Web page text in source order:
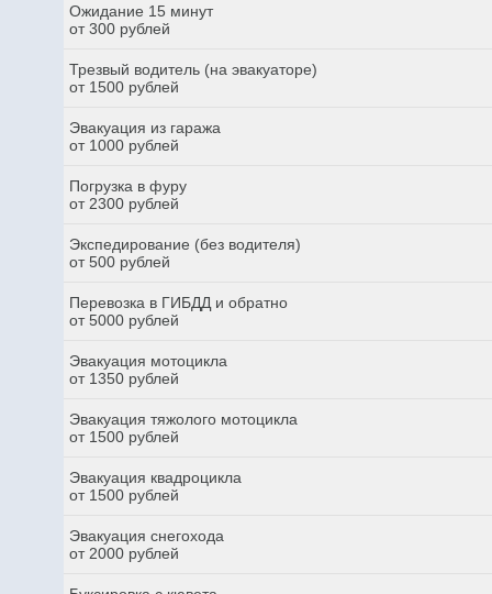
Ожидание 15 минут
от 300 рублей
Трезвый водитель (на эвакуаторе)
от 1500 рублей
Эвакуация из гаража
от 1000 рублей
Погрузка в фуру
от 2300 рублей
Экспедирование (без водителя)
от 500 рублей
Перевозка в ГИБДД и обратно
от 5000 рублей
Эвакуация мотоцикла
от 1350 рублей
Эвакуация тяжолого мотоцикла
от 1500 рублей
Эвакуация квадроцикла
от 1500 рублей
Эвакуация снегохода
от 2000 рублей